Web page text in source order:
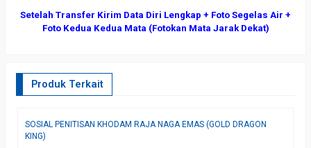
Setelah Transfer Kirim Data Diri Lengkap + Foto Segelas Air +
Foto Kedua Kedua Mata (Fotokan Mata Jarak Dekat)
Produk Terkait
SOSIAL PENITISAN KHODAM RAJA NAGA EMAS (GOLD DRAGON
KING)